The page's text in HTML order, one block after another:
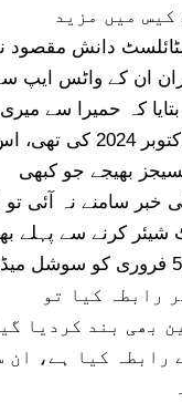
کے کیس میں مزید
اسٹائلسٹ دانش مقصود
ہوئیں، اس دوران ان کے واٹس ایپ
کہ حمیرا سے میری
آخری بات چیت 2 اکتوبر کو ہوئی تھی لیکن ان کے واٹس ایپ پر لاسٹ سین کی تاریخ 7 اکتوبر
بھیجے جو کبھی
سامنے نہ آئی تو
شیئر کرنے سے پہلے
حمیرا کے موبائل نمبر پر ایک مرتبہ پھر رابطہ کرنے کی کوشش کی لیکن ناکامی ہونے پر 5 فروری کو
دن پھر رابطہ کیا تو
بھی بند کردیا
رابطہ کیا ہے، ان